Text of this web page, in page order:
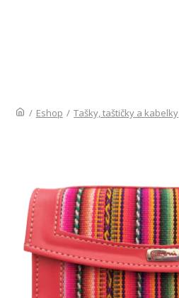
/ Eshop / Tašky, taštičky a kabelky